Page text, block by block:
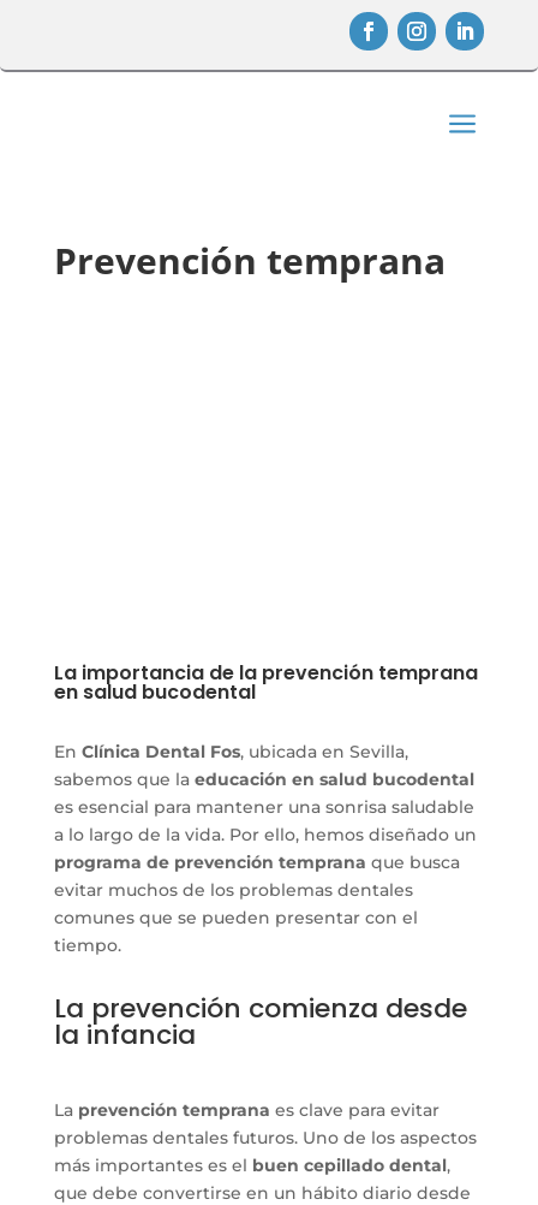
a
Prevención temprana
La importancia de la prevención temprana
en salud bucodental
En Clínica Dental Fos, ubicada en Sevilla,
sabemos que la educación en salud bucodental
es esencial para mantener una sonrisa saludable
a lo largo de la vida. Por ello, hemos diseñado un
programa de prevención temprana que busca
evitar muchos de los problemas dentales
comunes que se pueden presentar con el
tiempo.
La prevención comienza desde
la infancia
La prevención temprana es clave para evitar
problemas dentales futuros. Uno de los aspectos
más importantes es el buen cepillado dental,
que debe convertirse en un hábito diario desde